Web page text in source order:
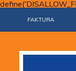
FAKTURA